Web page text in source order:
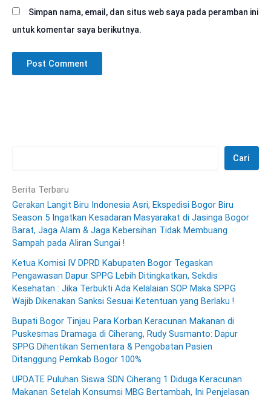
Simpan nama, email, dan situs web saya pada peramban ini
untuk komentar saya berikutnya.
Cari
Berita Terbaru
Gerakan Langit Biru Indonesia Asri, Ekspedisi Bogor Biru
Season 5 Ingatkan Kesadaran Masyarakat di Jasinga Bogor
Barat, Jaga Alam & Jaga Kebersihan Tidak Membuang
Sampah pada Aliran Sungai !
Ketua Komisi IV DPRD Kabupaten Bogor Tegaskan
Pengawasan Dapur SPPG Lebih Ditingkatkan, Sekdis
Kesehatan : Jika Terbukti Ada Kelalaian SOP Maka SPPG
Wajib Dikenakan Sanksi Sesuai Ketentuan yang Berlaku !
Bupati Bogor Tinjau Para Korban Keracunan Makanan di
Puskesmas Dramaga di Ciherang, Rudy Susmanto: Dapur
SPPG Dihentikan Sementara & Pengobatan Pasien
Ditanggung Pemkab Bogor 100%
UPDATE Puluhan Siswa SDN Ciherang 1 Diduga Keracunan
Makanan Setelah Konsumsi MBG Bertambah, Ini Penjelasan